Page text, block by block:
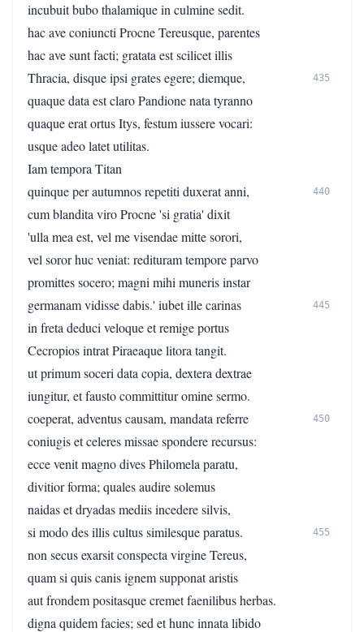
incubuit bubo thalamique in culmine sedit.
hac ave coniuncti Procne Tereusque, parentes
hac ave sunt facti; gratata est scilicet illis
Thracia, disque ipsi grates egere; diemque,
435
quaque data est claro Pandione nata tyranno
quaque erat ortus Itys, festum iussere vocari:
usque adeo latet utilitas.
Iam tempora Titan
quinque per autumnos repetiti duxerat anni,
440
cum blandita viro Procne 'si gratia' dixit
'ulla mea est, vel me visendae mitte sorori,
vel soror huc veniat: redituram tempore parvo
promittes socero; magni mihi muneris instar
germanam vidisse dabis.' iubet ille carinas
445
in freta deduci veloque et remige portus
Cecropios intrat Piraeaque litora tangit.
ut primum soceri data copia, dextera dextrae
iungitur, et fausto committitur omine sermo.
coeperat, adventus causam, mandata referre
450
coniugis et celeres missae spondere recursus:
ecce venit magno dives Philomela paratu,
divitior forma; quales audire solemus
naidas et dryadas mediis incedere silvis,
si modo des illis cultus similesque paratus.
455
non secus exarsit conspecta virgine Tereus,
quam si quis canis ignem supponat aristis
aut frondem positasque cremet faenilibus herbas.
digna quidem facies; sed et hunc innata libido